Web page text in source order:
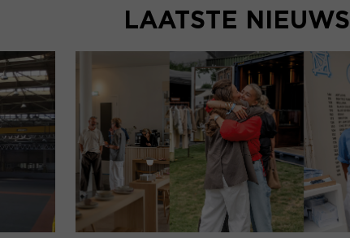
LAATSTE NIEUWS